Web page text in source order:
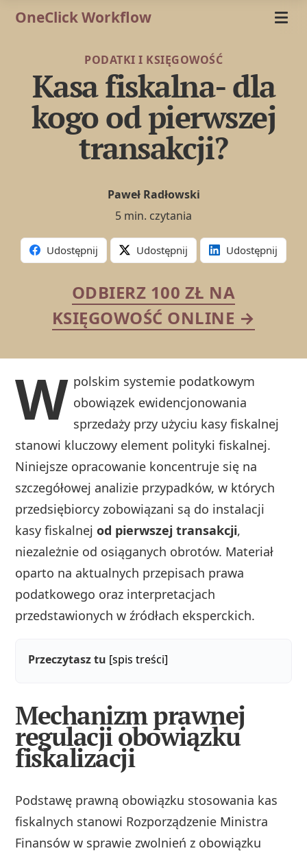
OneClick Workflow
PODATKI I KSIĘGOWOŚĆ
Kasa fiskalna- dla
kogo od pierwszej
transakcji?
Paweł Radłowski
5 min. czytania
Udostępnij Udostępnij Udostępnij
ODBIERZ 100 ZŁ NA
KSIĘGOWOŚĆ ONLINE →
W polskim systemie podatkowym
obowiązek ewidencjonowania
sprzedaży przy użyciu kasy fiskalnej
stanowi kluczowy element polityki fiskalnej.
Niniejsze opracowanie koncentruje się na
szczegółowej analizie przypadków, w których
przedsiębiorcy zobowiązani są do instalacji
kasy fiskalnejod pierwszej transakcji,
niezależnie od osiąganych obrotów. Materiał
oparto na aktualnych przepisach prawa
podatkowego oraz interpretacjach
przedstawionych w źródłach eksperckich.
Przeczytasz tu [spis treści]
Mechanizm prawnej
regulacji obowiązku
fiskalizacji
Podstawę prawną obowiązku stosowania kas
fiskalnych stanowi Rozporządzenie Ministra
Finansów w sprawie zwolnień z obowiązku